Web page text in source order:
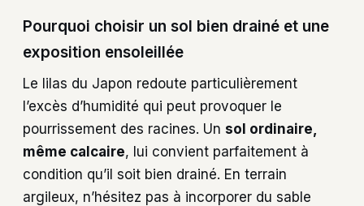
Pourquoi choisir un sol bien drainé et une
exposition ensoleillée
Le lilas du Japon redoute particulièrement
l’excès d’humidité qui peut provoquer le
pourrissement des racines. Un sol ordinaire,
même calcaire, lui convient parfaitement à
condition qu’il soit bien drainé. En terrain
argileux, n’hésitez pas à incorporer du sable